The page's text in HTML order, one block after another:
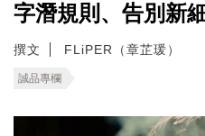
字潛規則、告別新
撰文 FLiPER（章芷瑗）
誠品專欄